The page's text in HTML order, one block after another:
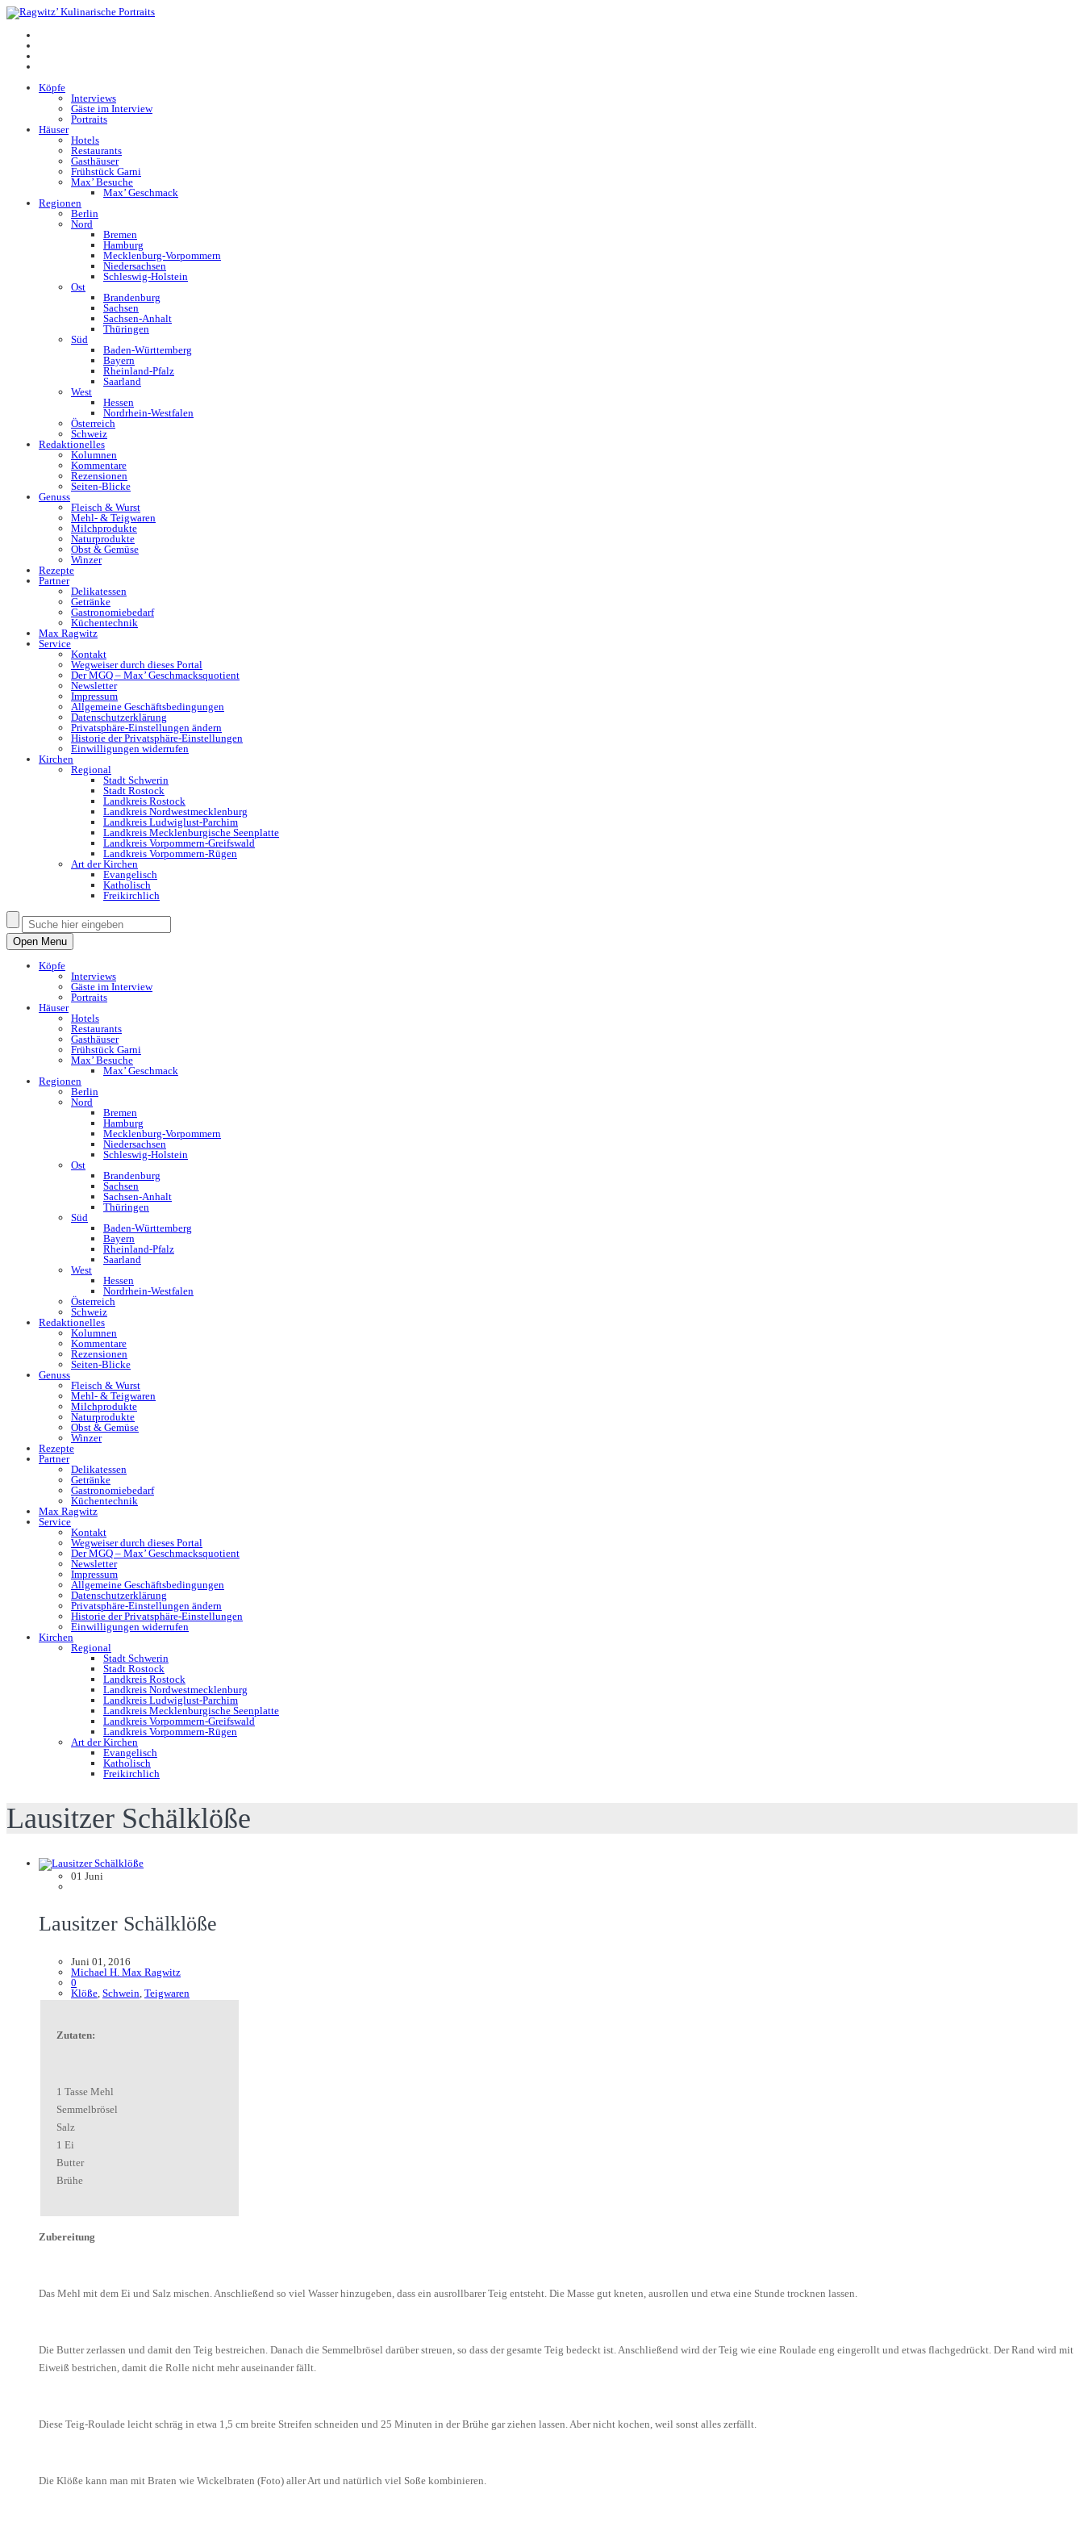
Köpfe
Interviews
Gäste im Interview
Portraits
Häuser
Hotels
Restaurants
Gasthäuser
Frühstück Garni
Max’ Besuche
Max’ Geschmack
Regionen
Berlin
Nord
Bremen
Hamburg
Mecklenburg-Vorpommern
Niedersachsen
Schleswig-Holstein
Ost
Brandenburg
Sachsen
Sachsen-Anhalt
Thüringen
Süd
Baden-Württemberg
Bayern
Rheinland-Pfalz
Saarland
West
Hessen
Nordrhein-Westfalen
Österreich
Schweiz
Redaktionelles
Kolumnen
Kommentare
Rezensionen
Seiten-Blicke
Genuss
Fleisch & Wurst
Mehl- & Teigwaren
Milchprodukte
Naturprodukte
Obst & Gemüse
Winzer
Rezepte
Partner
Delikatessen
Getränke
Gastronomiebedarf
Küchentechnik
Max Ragwitz
Service
Kontakt
Wegweiser durch dieses Portal
Der MGQ – Max’ Geschmacksquotient
Newsletter
Impressum
Allgemeine Geschäftsbedingungen
Datenschutzerklärung
Privatsphäre-Einstellungen ändern
Historie der Privatsphäre-Einstellungen
Einwilligungen widerrufen
Kirchen
Regional
Stadt Schwerin
Stadt Rostock
Landkreis Rostock
Landkreis Nordwestmecklenburg
Landkreis Ludwiglust-Parchim
Landkreis Mecklenburgische Seenplatte
Landkreis Vorpommern-Greifswald
Landkreis Vorpommern-Rügen
Art der Kirchen
Evangelisch
Katholisch
Freikirchlich
Open Menu
Köpfe
Interviews
Gäste im Interview
Portraits
Häuser
Hotels
Restaurants
Gasthäuser
Frühstück Garni
Max’ Besuche
Max’ Geschmack
Regionen
Berlin
Nord
Bremen
Hamburg
Mecklenburg-Vorpommern
Niedersachsen
Schleswig-Holstein
Ost
Brandenburg
Sachsen
Sachsen-Anhalt
Thüringen
Süd
Baden-Württemberg
Bayern
Rheinland-Pfalz
Saarland
West
Hessen
Nordrhein-Westfalen
Österreich
Schweiz
Redaktionelles
Kolumnen
Kommentare
Rezensionen
Seiten-Blicke
Genuss
Fleisch & Wurst
Mehl- & Teigwaren
Milchprodukte
Naturprodukte
Obst & Gemüse
Winzer
Rezepte
Partner
Delikatessen
Getränke
Gastronomiebedarf
Küchentechnik
Max Ragwitz
Service
Kontakt
Wegweiser durch dieses Portal
Der MGQ – Max’ Geschmacksquotient
Newsletter
Impressum
Allgemeine Geschäftsbedingungen
Datenschutzerklärung
Privatsphäre-Einstellungen ändern
Historie der Privatsphäre-Einstellungen
Einwilligungen widerrufen
Kirchen
Regional
Stadt Schwerin
Stadt Rostock
Landkreis Rostock
Landkreis Nordwestmecklenburg
Landkreis Ludwiglust-Parchim
Landkreis Mecklenburgische Seenplatte
Landkreis Vorpommern-Greifswald
Landkreis Vorpommern-Rügen
Art der Kirchen
Evangelisch
Katholisch
Freikirchlich
Lausitzer Schälklöße
01 Juni
Lausitzer Schälklöße
Juni 01, 2016
Michael H. Max Ragwitz
0
Klöße Schwein Teigwaren
Zutaten:
1 Tasse Mehl
Semmelbrösel
Salz
1 Ei
Butter
Brühe
Zubereitung
Das Mehl mit dem Ei und Salz mischen. Anschließend so viel Wasser hinzugeben, dass ein ausrollbarer Teig entsteht. Die Masse gut kneten, ausrollen und etwa eine Stunde trocknen lassen.
Die Butter zerlassen und damit den Teig bestreichen. Danach die Semmelbrösel darüber streuen, so dass der gesamte Teig bedeckt ist. Anschließend wird der Teig wie eine Roulade eng eingerollt und etwas flachgedrückt. Der Rand wird mit
Eiweiß bestrichen, damit die Rolle nicht mehr auseinander fällt.
Diese Teig-Roulade leicht schräg in etwa 1,5 cm breite Streifen schneiden und 25 Minuten in der Brühe gar ziehen lassen. Aber nicht kochen, weil sonst alles zerfällt.
Die Klöße kann man mit Braten wie Wickelbraten (Foto) aller Art und natürlich viel Soße kombinieren.